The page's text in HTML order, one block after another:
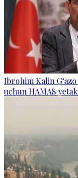
Ibrohim Kalin
uchun HAMAS